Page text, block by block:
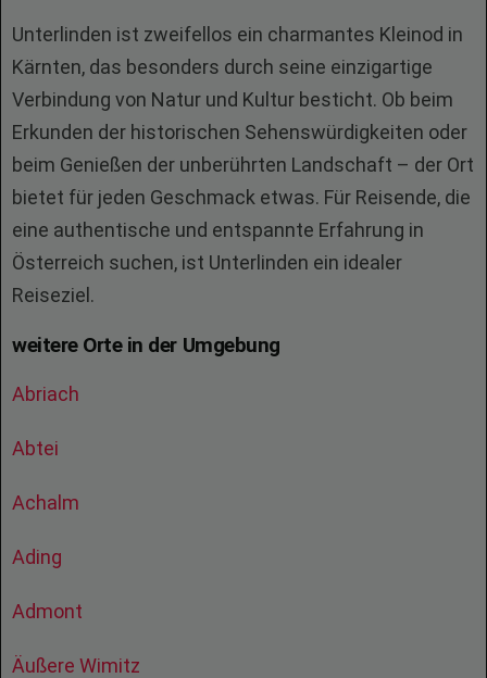
Unterlinden ist zweifellos ein charmantes Kleinod in
Kärnten, das besonders durch seine einzigartige
Verbindung von Natur und Kultur besticht. Ob beim
Erkunden der historischen Sehenswürdigkeiten oder
beim Genießen der unberührten Landschaft – der Ort
bietet für jeden Geschmack etwas. Für Reisende, die
eine authentische und entspannte Erfahrung in
Österreich suchen, ist Unterlinden ein idealer
Reiseziel.
weitere Orte in der Umgebung
Abriach
Abtei
Achalm
Ading
Admont
Äußere Wimitz